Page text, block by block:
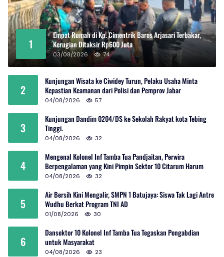
1
Empat Rumah di Kp. Cimentrik Baros Arjasari Terbakar,
Kerugian Ditaksir Rp600 Juta
03/08/2026 74
2
Kunjungan Wisata ke Ciwidey Turun, Pelaku Usaha Minta
Kepastian Keamanan dari Polisi dan Pemprov Jabar
04/08/2026 57
3
Kunjungan Dandim 0204/DS ke Sekolah Rakyat kota Tebing
Tinggi.
04/08/2026 32
4
Mengenal Kolonel Inf Tamba Tua Pandjaitan, Perwira
Berpengalaman yang Kini Pimpin Sektor 10 Citarum Harum
04/08/2026 32
5
Air Bersih Kini Mengalir, SMPN 1 Batujaya: Siswa Tak Lagi Antre
Wudhu Berkat Program TNI AD
01/08/2026 30
6
Dansektor 10 Kolonel Inf Tamba Tua Tegaskan Pengabdian
untuk Masyarakat
04/08/2026 23